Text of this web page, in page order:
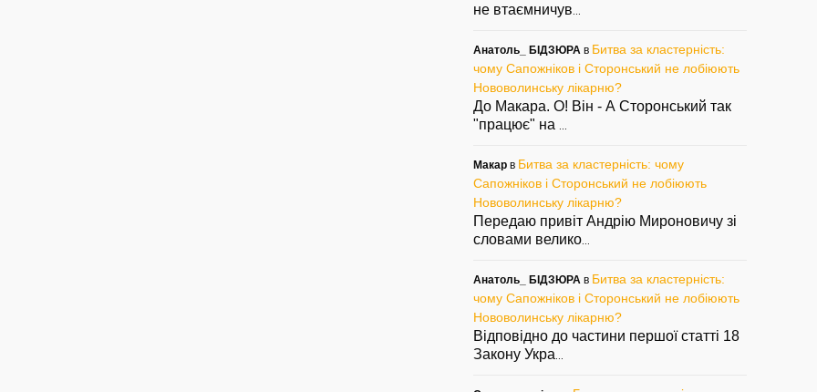
не втаємничув
Анатоль_ БІДЗЮРА в Битва за кластерність:
чому Сапожніков і Сторонський не лобіюють
Нововолинську лікарню?
До Макара. О! Він - А Сторонський так
"працює" на
Макар в Битва за кластерність: чому
Сапожніков і Сторонський не лобіюють
Нововолинську лікарню?
Передаю привіт Андрію Мироновичу зі
словами велико
Анатоль_ БІДЗЮРА в Битва за кластерність:
чому Сапожніков і Сторонський не лобіюють
Нововолинську лікарню?
Відповідно до частини першої статті 18
Закону Укра